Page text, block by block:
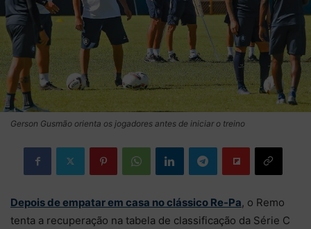
Gerson Gusmão orienta os jogadores antes de iniciar o treino
Depois de empatar em casa no clássico Re-Pa, o Remo
tenta a recuperação na tabela de classificação da Série C